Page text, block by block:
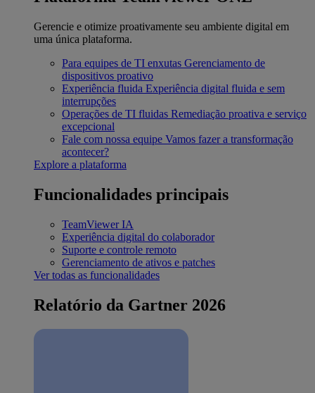
Gerencie e otimize proativamente seu ambiente digital em
uma única plataforma.
Para equipes de TI enxutas Gerenciamento de
dispositivos proativo
Experiência fluida Experiência digital fluida e sem
interrupções
Operações de TI fluidas Remediação proativa e serviço
excepcional
Fale com nossa equipe Vamos fazer a transformação
acontecer?
Explore a plataforma
Funcionalidades principais
TeamViewer IA
Experiência digital do colaborador
Suporte e controle remoto
Gerenciamento de ativos e patches
Ver todas as funcionalidades
Relatório da Gartner 2026